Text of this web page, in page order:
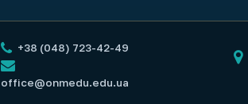
+38 (048) 723-42-49
office@onmedu.edu.ua